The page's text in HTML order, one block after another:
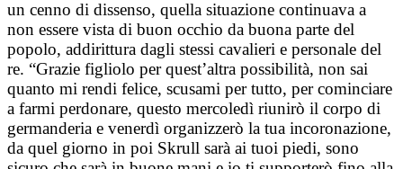
un cenno di dissenso, quella situazione continuava a
non essere vista di buon occhio da buona parte del
popolo, addirittura dagli stessi cavalieri e personale del
re. “Grazie figliolo per quest’altra possibilità, non sai
quanto mi rendi felice, scusami per tutto, per cominciare
a farmi perdonare, questo mercoledì riunirò il corpo di
germanderia e venerdì organizzerò la tua incoronazione,
da quel giorno in poi Skrull sarà ai tuoi piedi, sono